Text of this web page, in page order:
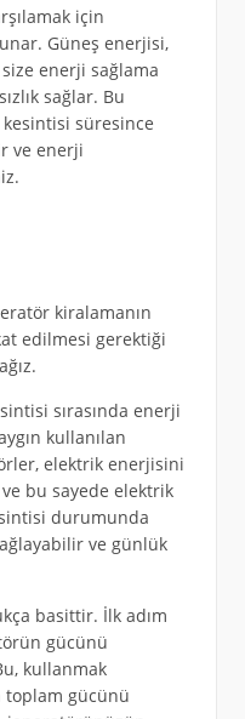
için
Güneş enerjisi,
enerji sağlama
sağlar. Bu
süresince
ve enerji
kiralamanın
edilmesi gerektiği
sırasında enerji
kullanılan
elektrik enerjisini
bu sayede elektrik
durumunda
ve günlük
basittir. İlk adım
gücünü
kullanmak
toplam gücünü